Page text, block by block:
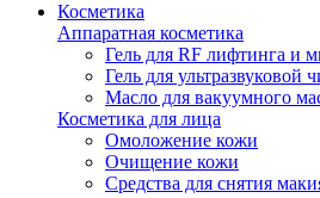
Косметика
Аппаратная косметика
Гель для RF лифтинга и
Гель для ультразвуковой
Масло для вакуумного
Косметика для лица
Омоложение кожи
Очищение кожи
Средства для снятия